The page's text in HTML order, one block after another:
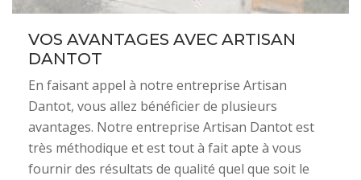
VOS AVANTAGES AVEC ARTISAN
DANTOT
En faisant appel à notre entreprise Artisan
Dantot, vous allez bénéficier de plusieurs
avantages. Notre entreprise Artisan Dantot est
très méthodique et est tout à fait apte à vous
fournir des résultats de qualité quel que soit le